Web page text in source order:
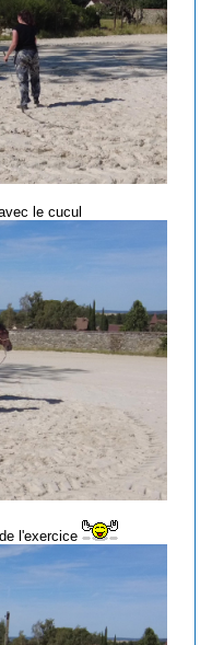
le cucul
l'exercice